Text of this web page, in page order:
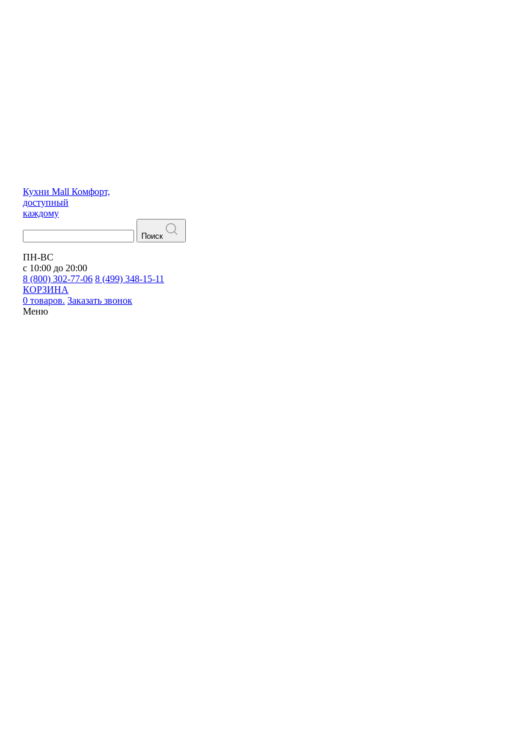
Кухни Mall Комфорт,
доступный
каждому
Поиск
ПН-ВС
с 10:00 до 20:00
8 (800) 302-77-06 8 (499) 348-15-11
КОРЗИНА
0 товаров. Заказать звонок
Меню